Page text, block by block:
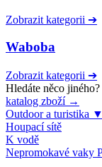
Zobrazit kategorii ➔
Waboba
Zobrazit kategorii ➔
Hledáte něco
katalog zboží →
Outdoor a turistika ▼
Houpací sítě
K vodě
Nepromokavé vaky